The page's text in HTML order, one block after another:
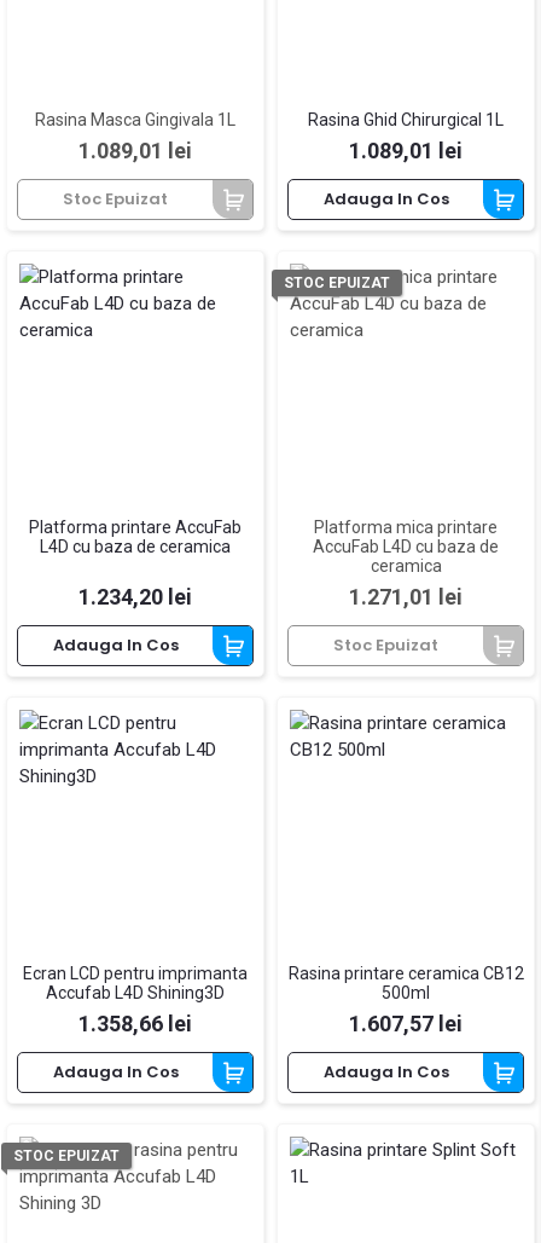
Rasina Masca Gingivala 1L
Pret
1.089,01 lei
Stoc Epuizat
Rasina Ghid Chirurgical 1L
Pret
1.089,01 lei
Adauga In Cos
Platforma printare AccuFab
L4D cu baza de ceramica
Pret
1.234,20 lei
Adauga In Cos
Platforma mica printare
AccuFab L4D cu baza de
ceramica
Pret
1.271,01 lei
Stoc Epuizat
STOC EPUIZAT
Ecran LCD pentru imprimanta
Accufab L4D Shining3D
Pret
1.358,66 lei
Adauga In Cos
Rasina printare ceramica CB12
500ml
Pret
1.607,57 lei
Adauga In Cos
STOC EPUIZAT